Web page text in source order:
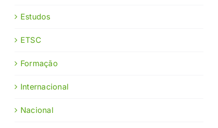
Estudos
ETSC
Formação
Internacional
Nacional